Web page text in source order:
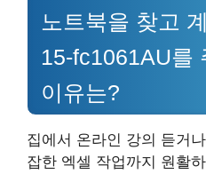
노트북을 찾고
15-fc1061AU를
이유는?
집에서 온라인 강의 듣거
잡한 엑셀 작업까지 원활